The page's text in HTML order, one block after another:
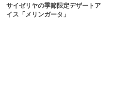
サイゼリヤの季節限定デザートア
イス「メリンガータ」